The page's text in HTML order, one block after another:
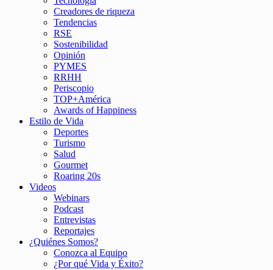
Creadores de riqueza
Tendencias
RSE
Sostenibilidad
Opinión
PYMES
RRHH
Periscopio
TOP+América
Awards of Happiness
Estilo de Vida
Deportes
Turismo
Salud
Gourmet
Roaring 20s
Videos
Webinars
Podcast
Entrevistas
Reportajes
¿Quiénes Somos?
Conozca al Equipo
¿Por qué Vida y Éxito?